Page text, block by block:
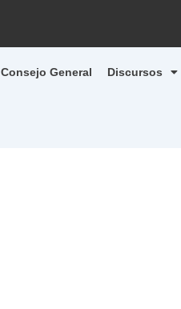
Consejo General Discursos